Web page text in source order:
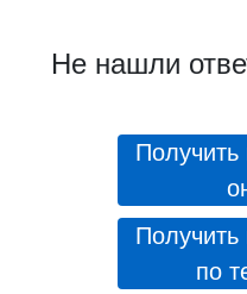
Не нашли
Получить
Получить
по